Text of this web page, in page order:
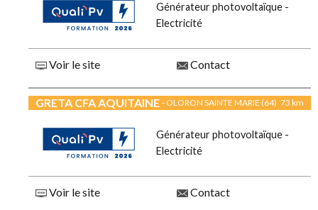
Générateur photovoltaïque -
Electricité
Voir le site Contact
GRETA CFA AQUITAINE - OLORON SAINTE MARIE (64) 73 km
Générateur photovoltaïque -
Electricité
Voir le site Contact